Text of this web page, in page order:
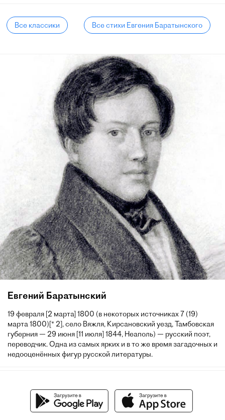
Все классики Все стихи Евгения Баратынского
Евгений Баратынский
19 февраля [2 марта] 1800 (в некоторых источниках 7 (19)
марта 1800)[* 2], село Вяжля, Кирсановский уезд, Тамбовская
губерния — 29 июня [11 июля] 1844, Неаполь) — русский поэт,
переводчик. Одна из самых ярких и в то же время загадочных и
недооценённых фигур русской литературы.